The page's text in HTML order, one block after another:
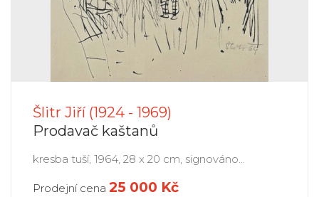
Šlitr Jiří (1924 - 1969)
Prodavač kaštanů
kresba tuší, 1964, 28 x 20 cm, signováno...
Prodejní cena 25 000 Kč